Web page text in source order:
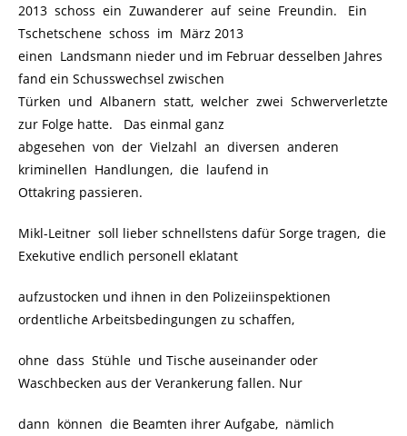
2013 schoss ein Zuwanderer auf seine Freundin. Ein
Tschetschene schoss im März 2013
einen Landsmann nieder und im Februar desselben Jahres
fand ein Schusswechsel zwischen
Türken und Albanern statt, welcher zwei Schwerverletzte
zur Folge hatte. Das einmal ganz
abgesehen von der Vielzahl an diversen anderen
kriminellen Handlungen, die laufend in
Ottakring passieren.
Mikl-Leitner soll lieber schnellstens dafür Sorge tragen, die
Exekutive endlich personell eklatant
aufzustocken und ihnen in den Polizeiinspektionen
ordentliche Arbeitsbedingungen zu schaffen,
ohne dass Stühle und Tische auseinander oder
Waschbecken aus der Verankerung fallen. Nur
dann können die Beamten ihrer Aufgabe, nämlich